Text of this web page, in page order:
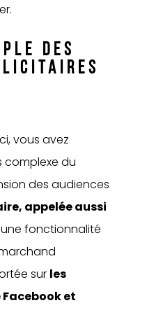
DES
vous avez
complexe du
des audiences
appelée aussi
fonctionnalité
sur les
et